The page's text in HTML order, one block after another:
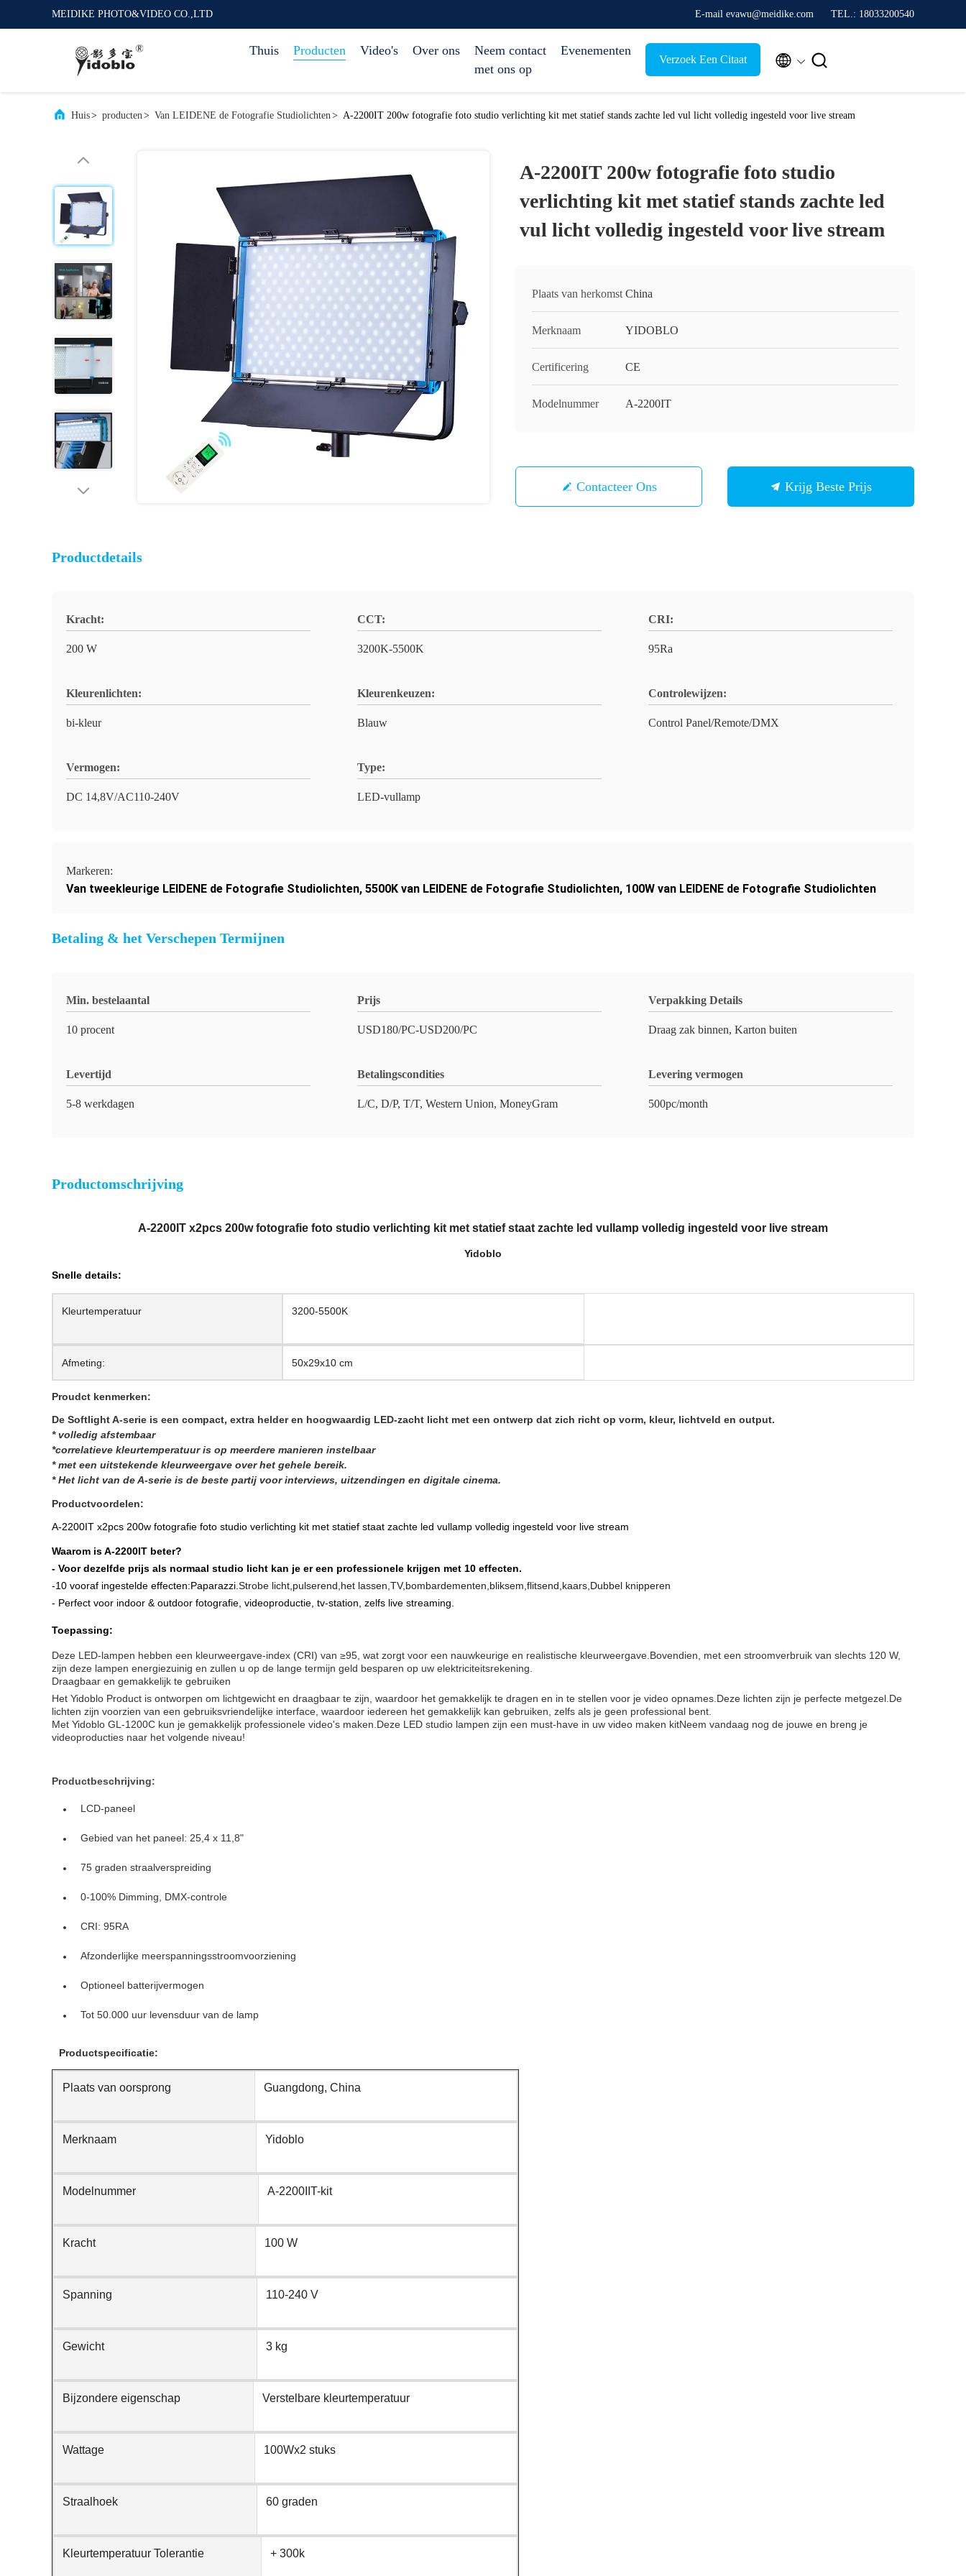
MEIDIKE PHOTO&VIDEO CO.,LTD E-mail evawu@meidike.com TEL.: 18033200540
Thuis Producten Video's Over ons
Neem contact
met ons op
Evenementen
Verzoek Een Citaat  
Huis> producten> Van LEIDENE de Fotografie Studiolichten> A-2200IT 200w fotografie foto studio verlichting kit met statief stands zachte led vul licht volledig ingesteld voor live stream
A-2200IT 200w fotografie foto studio
verlichting kit met statief stands zachte led
vul licht volledig ingesteld voor live stream
Plaats van herkomst China
Merknaam YIDOBLO
Certificering CE
Modelnummer A-2200IT
Contacteer Ons Krijg Beste Prijs
Productdetails
Kracht:
200 W
CCT:
3200K-5500K
CRI:
95Ra
Kleurenlichten:
bi-kleur
Kleurenkeuzen:
Blauw
Controlewijzen:
Control Panel/Remote/DMX
Vermogen:
DC 14,8V/AC110-240V
Type:
LED-vullamp
Markeren:
Van tweekleurige LEIDENE de Fotografie Studiolichten, 5500K van LEIDENE de Fotografie Studiolichten, 100W van LEIDENE de Fotografie Studiolichten
Betaling & het Verschepen Termijnen
Min. bestelaantal
10 procent
Prijs
USD180/PC-USD200/PC
Verpakking Details
Draag zak binnen, Karton buiten
Levertijd
5-8 werkdagen
Betalingscondities
L/C, D/P, T/T, Western Union, MoneyGram
Levering vermogen
500pc/month
Productomschrijving
A-2200IT x2pcs 200w fotografie foto studio verlichting kit met statief staat zachte led vullamp volledig ingesteld voor live stream
Yidoblo
Snelle details:
Kleurtemperatuur 3200-5500K
Afmeting: 50x29x10 cm
Proudct kenmerken:
De Softlight A-serie is een compact, extra helder en hoogwaardig LED-zacht licht met een ontwerp dat zich richt op vorm, kleur, lichtveld en output.
* volledig afstembaar
*correlatieve kleurtemperatuur is op meerdere manieren instelbaar
* met een uitstekende kleurweergave over het gehele bereik.
* Het licht van de A-serie is de beste partij voor interviews, uitzendingen en digitale cinema.
Productvoordelen:
A-2200IT x2pcs 200w fotografie foto studio verlichting kit met statief staat zachte led vullamp volledig ingesteld voor live stream
Waarom is A-2200IT beter?
- Voor dezelfde prijs als normaal studio licht kan je er een professionele krijgen met 10 effecten.
-10 vooraf ingestelde effecten:Paparazzi. Strobe licht, pulserend, het lassen, TV, bombardementen, bliksem, flitsend, kaars, Dubbel knipperen
- Perfect voor indoor & outdoor fotografie, videoproductie, tv-station, zelfs live streaming.
Toepassing:
Deze LED-lampen hebben een kleurweergave-index (CRI) van ≥95, wat zorgt voor een nauwkeurige en realistische kleurweergave.Bovendien, met een stroomverbruik van slechts 120 W,
zijn deze lampen energiezuinig en zullen u op de lange termijn geld besparen op uw elektriciteitsrekening.
Draagbaar en gemakkelijk te gebruiken
Het Yidoblo Product is ontworpen om lichtgewicht en draagbaar te zijn, waardoor het gemakkelijk te dragen en in te stellen voor je video opnames.Deze lichten zijn je perfecte metgezel.De
lichten zijn voorzien van een gebruiksvriendelijke interface, waardoor iedereen het gemakkelijk kan gebruiken, zelfs als je geen professional bent.
Met Yidoblo GL-1200C kun je gemakkelijk professionele video's maken.Deze LED studio lampen zijn een must-have in uw video maken kitNeem vandaag nog de jouwe en breng je
videoproducties naar het volgende niveau!
Productbeschrijving:
LCD-paneel
Gebied van het paneel: 25,4 x 11,8"
75 graden straalverspreiding
0-100% Dimming, DMX-controle
CRI: 95RA
Afzonderlijke meerspanningsstroomvoorziening
Optioneel batterijvermogen
Tot 50.000 uur levensduur van de lamp
Productspecificatie:
Plaats van oorsprong Guangdong, China
Merknaam Yidoblo
Modelnummer A-2200IIT-kit
Kracht 100 W
Spanning 110-240 V
Gewicht 3 kg
Bijzondere eigenschap Verstelbare kleurtemperatuur
Wattage 100Wx2 stuks
Straalhoek 60 graden
Kleurtemperatuur Tolerantie + 300k